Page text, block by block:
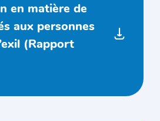
en matière de
aux personnes
(Rapport